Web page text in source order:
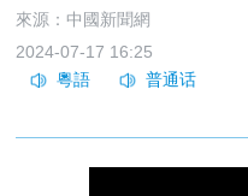
來源：中國新聞網
2024-07-17 16:25